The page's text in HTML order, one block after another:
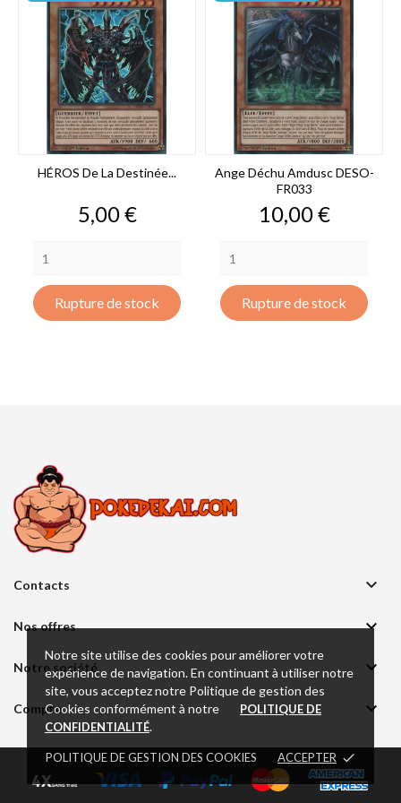
Notre site utilise des cookies pour améliorer votre
expérience de navigation. En continuant à utiliser notre
site, vous acceptez notre Politique de gestion des
Cookies conformément à notre
POLITIQUE DE
CONFIDENTIALITÉ.
POLITIQUE DE GESTION DES COOKIES ACCEPTER done
HÉROS De La Destinée...
Prix
5,00 €
Rupture de stock
Ange Déchu Amdusc DESO-
FR033
Prix
10,00 €
Rupture de stock
Contacts 
Nos offres 
Notre société 
Compte 